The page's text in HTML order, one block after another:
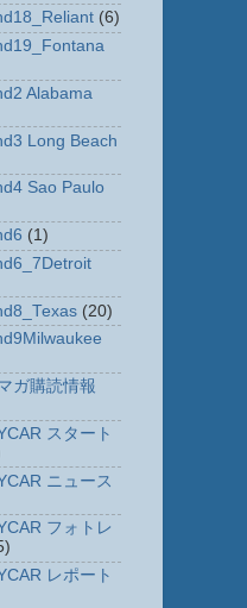
(6)
Alabama
Long Beach
Sao Paulo
(1)
(20)
ガ購読情報
スタート
ニュース
フォトレ
レポート